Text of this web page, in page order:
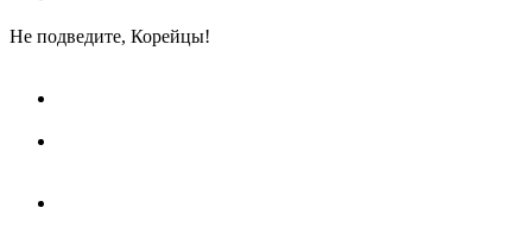
Не подведите, Корейцы!